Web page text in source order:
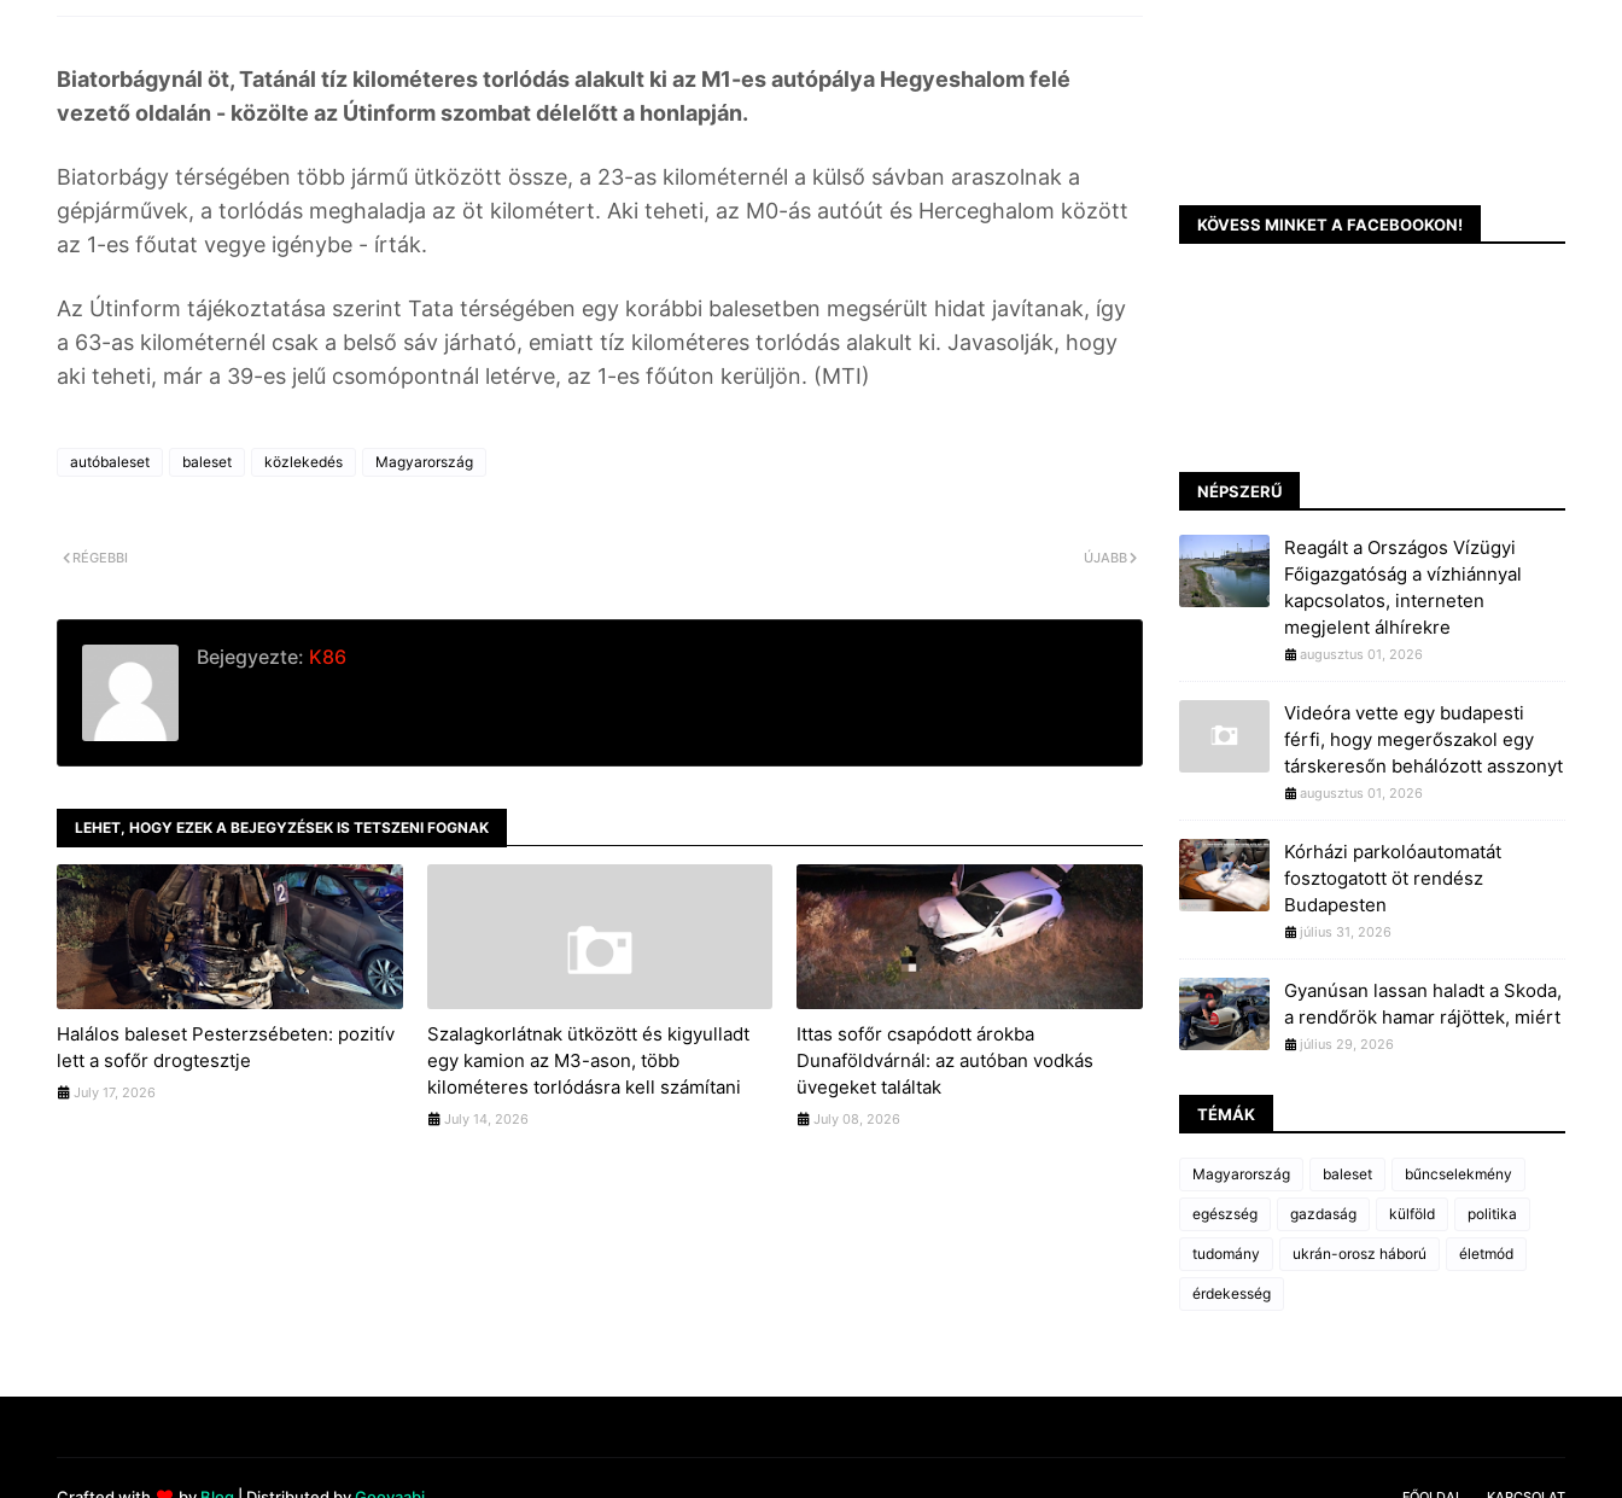
Biatorbágynál öt, Tatánál tíz kilométeres torlódás alakult ki az M1-es autópálya Hegyeshalom felé
vezető oldalán - közölte az Útinform szombat délelőtt a honlapján.
Biatorbágy térségében több jármű ütközött össze, a 23-as kilométernél a külső sávban araszolnak a
gépjárművek, a torlódás meghaladja az öt kilométert. Aki teheti, az M0-ás autóút és Herceghalom között
az 1-es főutat vegye igénybe - írták.
Az Útinform tájékoztatása szerint Tata térségében egy korábbi balesetben megsérült hidat javítanak, így
a 63-as kilométernél csak a belső sáv járható, emiatt tíz kilométeres torlódás alakult ki. Javasolják, hogy
aki teheti, már a 39-es jelű csomópontnál letérve, az 1-es főúton kerüljön. (MTI)
autóbaleset baleset közlekedés Magyarország
ÚJABB
RÉGEBBI
Bejegyezte: K86
LEHET, HOGY EZEK A BEJEGYZÉSEK IS TETSZENI FOGNAK
Halálos baleset Pesterzsébeten: pozitív
lett a sofőr drogtesztje
July 17, 2026
Szalagkorlátnak ütközött és kigyulladt
egy kamion az M3-ason, több
kilométeres torlódásra kell számítani
July 14, 2026
Ittas sofőr csapódott árokba
Dunaföldvárnál: az autóban vodkás
üvegeket találtak
July 08, 2026
KÖVESS MINKET A FACEBOOKON!
NÉPSZERŰ
Reagált a Országos Vízügyi
Főigazgatóság a vízhiánnyal
kapcsolatos, interneten
megjelent álhírekre
augusztus 01, 2026
Videóra vette egy budapesti
férfi, hogy megerőszakol egy
társkeresőn behálózott asszonyt
augusztus 01, 2026
Kórházi parkolóautomatát
fosztogatott öt rendész
Budapesten
július 31, 2026
Gyanúsan lassan haladt a Skoda,
a rendőrök hamar rájöttek, miért
július 29, 2026
TÉMÁK
Magyarország baleset bűncselekmény
egészség gazdaság külföld politika
tudomány ukrán-orosz háború életmód
érdekesség